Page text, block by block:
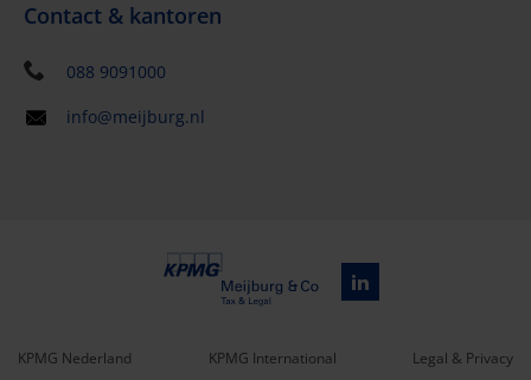
Contact & kantoren
088 9091000
info@meijburg.nl
KPMG Nederland KPMG International Legal & Privacy